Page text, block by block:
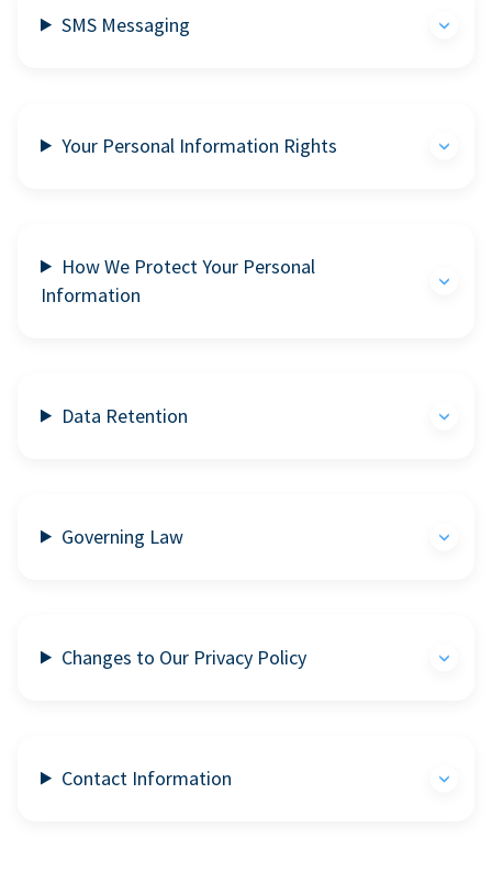
SMS Messaging
Your Personal Information Rights
How We Protect Your Personal
Information
Data Retention
Governing Law
Changes to Our Privacy Policy
Contact Information